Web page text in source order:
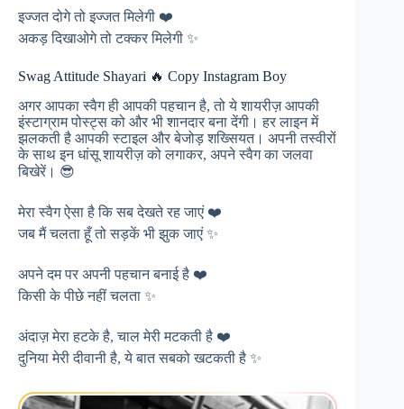
इज्जत दोगे तो इज्जत मिलेगी ❤️
अकड़ दिखाओगे तो टक्कर मिलेगी ✨
Swag Attitude Shayari 🔥 Copy Instagram Boy
अगर आपका स्वैग ही आपकी पहचान है, तो ये शायरीज़ आपकी
इंस्टाग्राम पोस्ट्स को और भी शानदार बना देंगी। हर लाइन में
झलकती है आपकी स्टाइल और बेजोड़ शख्सियत। अपनी तस्वीरों
के साथ इन धांसू शायरीज़ को लगाकर, अपने स्वैग का जलवा
बिखेरें। 😎
मेरा स्वैग ऐसा है कि सब देखते रह जाएं ❤️
जब मैं चलता हूँ तो सड़कें भी झुक जाएं ✨
अपने दम पर अपनी पहचान बनाई है ❤️
किसी के पीछे नहीं चलता ✨
अंदाज़ मेरा हटके है, चाल मेरी मटकती है ❤️
दुनिया मेरी दीवानी है, ये बात सबको खटकती है ✨